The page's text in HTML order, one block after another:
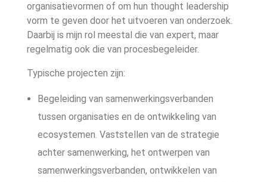
BOEKEN
CONTACT
organisatievormen of om hun thought leadership
vorm te geven door het uitvoeren van onderzoek.
Daarbij is mijn rol meestal die van expert, maar
regelmatig ook die van procesbegeleider.
Typische projecten zijn:
Begeleiding van samenwerkingsverbanden
tussen organisaties en de ontwikkeling van
ecosystemen. Vaststellen van de strategie
achter samenwerking, het ontwerpen van
samenwerkingsverbanden, ontwikkelen van